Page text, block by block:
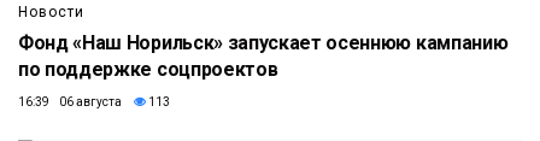
Новости
Фонд «Наш Норильск» запускает осеннюю кампанию
по поддержке соцпроектов
16:39 06 августа 113